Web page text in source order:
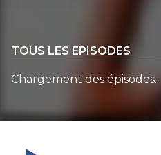
TOUS LES EPISODES
Chargement des épisodes...